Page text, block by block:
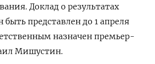
Доклад о результатах
представлен до 1 апреля
назначен премьер-
Мишустин.